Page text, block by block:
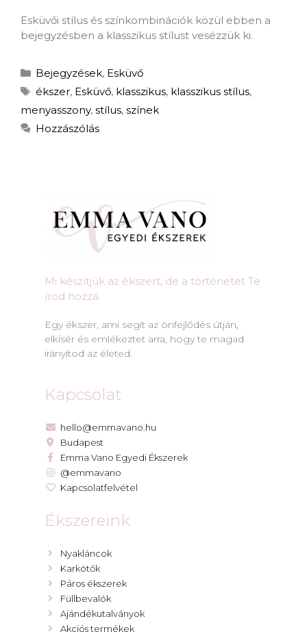
Esküvői stílus és színkombinációk közül ebben a
bejegyzésben a klasszikus stílust vesézzük ki.
Bejegyzések, Esküvő
ékszer, Esküvő, klasszikus, klasszikus stílus,
menyasszony, stílus, színek
Hozzászólás
Mi készítjük az ékszert, de a történetet Te
írod hozzá.​
Egy ékszer, ami segít az önfejlődés útján,
elkísér és emlékeztet arra, hogy te magad
irányítod az életed.
Kapcsolat
hello@emmavano.hu
Budapest
Emma Vano Egyedi Ékszerek
@emmavano
Kapcsolatfelvétel
Ékszereink
Nyakláncok
Karkötők
Páros ékszerek
Füllbevalók
Ajándékutalványok
Akciós termékek